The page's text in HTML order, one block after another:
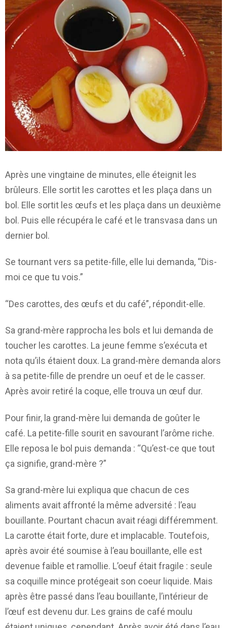
Après une vingtaine de minutes, elle éteignit les
brûleurs. Elle sortit les carottes et les plaça dans un
bol. Elle sortit les œufs et les plaça dans un deuxième
bol. Puis elle récupéra le café et le transvasa dans un
dernier bol.
Se tournant vers sa petite-fille, elle lui demanda, “Dis-
moi ce que tu vois.”
“Des carottes, des œufs et du café”, répondit-elle.
Sa grand-mère rapprocha les bols et lui demanda de
toucher les carottes. La jeune femme s’exécuta et
nota qu’ils étaient doux. La grand-mère demanda alors
à sa petite-fille de prendre un oeuf et de le casser.
Après avoir retiré la coque, elle trouva un œuf dur.
Pour finir, la grand-mère lui demanda de goûter le
café. La petite-fille sourit en savourant l’arôme riche.
Elle reposa le bol puis demanda : “Qu’est-ce que tout
ça signifie, grand-mère ?”
Sa grand-mère lui expliqua que chacun de ces
aliments avait affronté la même adversité : l’eau
bouillante. Pourtant chacun avait réagi différemment.
La carotte était forte, dure et implacable. Toutefois,
après avoir été soumise à l’eau bouillante, elle est
devenue faible et ramollie. L’oeuf était fragile : seule
sa coquille mince protégeait son coeur liquide. Mais
après être passé dans l’eau bouillante, l’intérieur de
l’œuf est devenu dur. Les grains de café moulu